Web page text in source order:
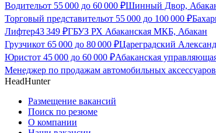
Водительот 55 000 до 60 000 ₽Шинный Двор,
Торговый представительот 55 000 до 100 000 ₽
Лифтер43 349 ₽ГБУЗ РХ Абаканская МКБ, Абакан
Грузчикот 65 000 до 80 000 ₽Цареградский
Юристот 45 000 до 60 000 ₽Абаканская
Менеджер по продажам автомобильных аксессуаров
HeadHunter
Размещение вакансий
Поиск по резюме
О компании